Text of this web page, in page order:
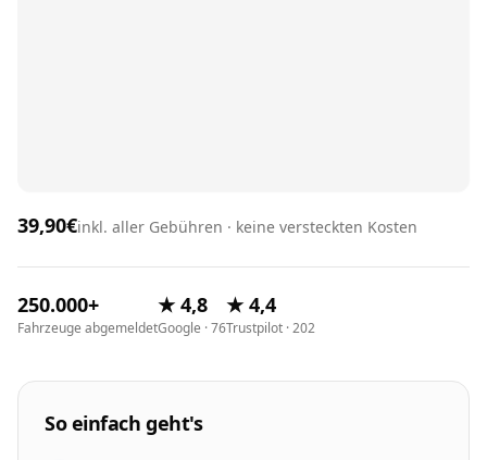
39,90€inkl. aller Gebühren · keine versteckten Kosten
250.000+
Fahrzeuge abgemeldet
★ 4,8
Google · 76
★ 4,4
Trustpilot · 202
So einfach geht's